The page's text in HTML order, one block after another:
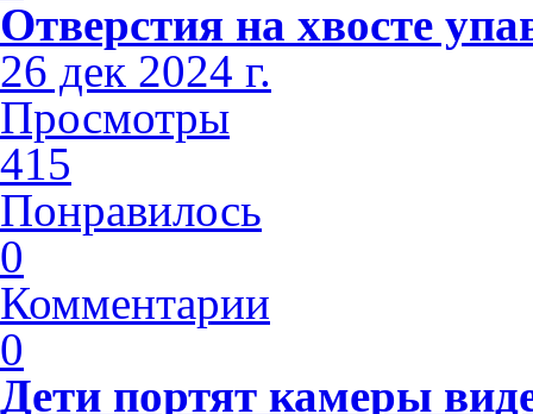
Отверстия на хвосте
26 дек 2024 г.
Просмотры
415
Понравилось
0
Комментарии
0
Дети портят камеры